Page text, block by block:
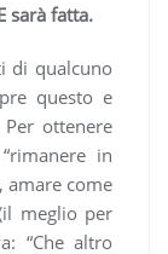
sarà fatta.
di qualcuno
questo e
ottenere
in
amare come
meglio per
“Che altro